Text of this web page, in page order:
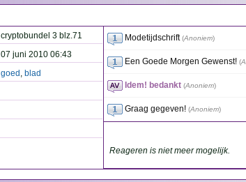
cryptobundel 3 blz.71
07 juni 2010 06:43
goed , blad
Modetijdschrift (Anoniem)
Een Goede Morgen Gewenst! (
Idem! bedankt (Anoniem)
Graag gegeven! (Anoniem)
Reageren is niet meer mogelijk.